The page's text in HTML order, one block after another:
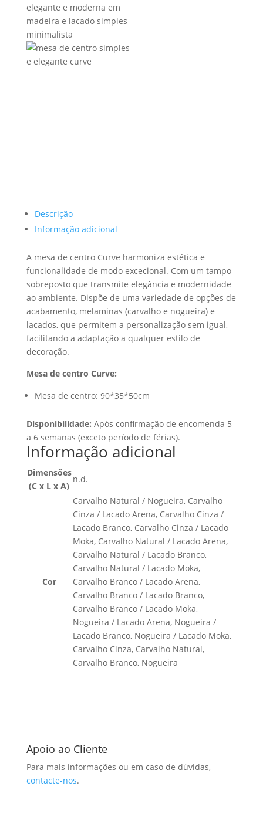
Descrição
Informação adicional
A mesa de centro Curve harmoniza estética e
funcionalidade de modo excecional. Com um tampo
sobreposto que transmite elegância e modernidade
ao ambiente. Dispõe de uma variedade de opções de
acabamento, melaminas (carvalho e nogueira) e
lacados, que permitem a personalização sem igual,
facilitando a adaptação a qualquer estilo de
decoração.
Mesa de centro Curve:
Mesa de centro: 90*35*50cm
Disponibilidade: Após confirmação de encomenda 5
a 6 semanas (exceto período de férias).
Informação adicional
Dimensões
(C x L x A)
n.d.
Cor
Carvalho Natural / Nogueira, Carvalho
Cinza / Lacado Arena, Carvalho Cinza /
Lacado Branco, Carvalho Cinza / Lacado
Moka, Carvalho Natural / Lacado Arena,
Carvalho Natural / Lacado Branco,
Carvalho Natural / Lacado Moka,
Carvalho Branco / Lacado Arena,
Carvalho Branco / Lacado Branco,
Carvalho Branco / Lacado Moka,
Nogueira / Lacado Arena, Nogueira /
Lacado Branco, Nogueira / Lacado Moka,
Carvalho Cinza, Carvalho Natural,
Carvalho Branco, Nogueira
Apoio ao Cliente
Para mais informações ou em caso de dúvidas,
contacte-nos.